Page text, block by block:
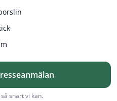
snart vi kan.